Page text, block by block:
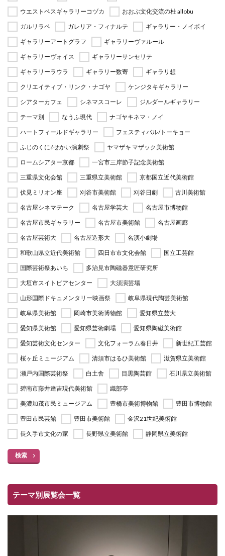
ウエストベスギャラリーコヅカ
おおぶ文化交流の杜 allobu
ガルリラペ
ガレリア・フィナルテ
ギャラリー・ノイボイ
ギャラリーアートグラフ
ギャラリーヴァルール
ギャラリーヴォイス
ギャラリーサンセリテ
ギャラリーラウラ
ギャラリー数寄
ギャラリ想
クリエイティブ・リンク・ナゴヤ
ケンジタキギャラリー
シアターカフェ
シネマスコーレ
ジルダールギャラリー
テーマ別
なうふ現代
ナゴヤキネマ・ノイ
ハートフィールドギャラリー
フェスティバル/トーキョー
ふじのくに⇄せかい演劇祭
ヤマザキ マザック美術館
ロームシアター京都
一宮市三岸節子記念美術館
三重県文化会館
三重県立美術館
京都国立近代美術館
伏見ミリオン座
刈谷市美術館 刈谷日劇
古川美術館
名古屋シネマテーク
名古屋学芸大
名古屋市博物館
名古屋市民ギャラリー
名古屋市美術館
名古屋画廊
名古屋芸術大
名古屋造形大
名演小劇場
和歌山県立近代美術館
四日市市文化会館
国立工芸館
国際芸術祭あいち
多治見市陶磁器意匠研究所
大垣市スイトピアセンター
大須演芸場
山形国際ドキュメンタリー映画祭
岐阜県現代陶芸美術館
岐阜県美術館
岡崎市美術博物館
愛知県立芸大
愛知県美術館
愛知県芸術劇場
愛知県陶磁美術館
愛知芸術文化センター
文化フォーラム春日井
新世紀工芸館
桜ヶ丘ミュージアム
清須市はるひ美術館
滋賀県立美術館
瀬戸内国際芸術祭
白土舎 目黒陶芸館
石川県立美術館
碧南市藤井達吉現代美術館
織部亭
美濃加茂市民ミュージアム
豊橋市美術博物館
豊田市博物館
豊田市民芸館
豊田市美術館
金沢21世紀美術館
長久手市文化の家
長野県立美術館 静岡県立美術館
検索
テーマ別展覧会一覧